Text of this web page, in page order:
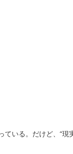
いる。だけど、“現